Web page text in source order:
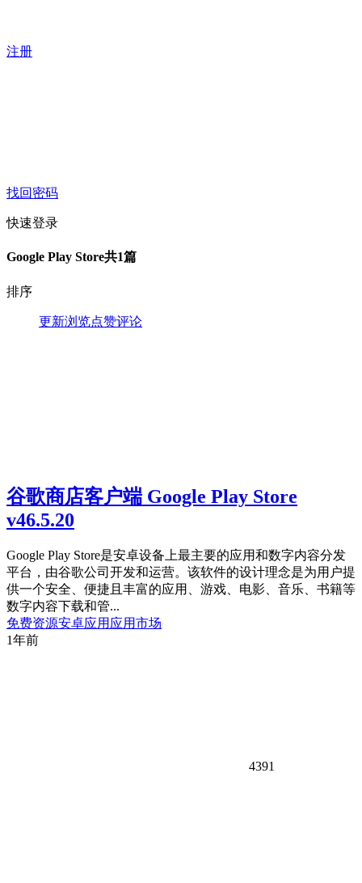
注册
找回密码
快速登录
Google Play Store共1篇
排序
更新浏览点赞评论
谷歌商店客户端 Google Play Store
v46.5.20
Google Play Store是安卓设备上最主要的应用和数字内容分发
平台，由谷歌公司开发和运营。该软件的设计理念是为用户提
供一个安全、便捷且丰富的应用、游戏、电影、音乐、书籍等
数字内容下载和管...
免费资源安卓应用 应用市场
1年前
4391